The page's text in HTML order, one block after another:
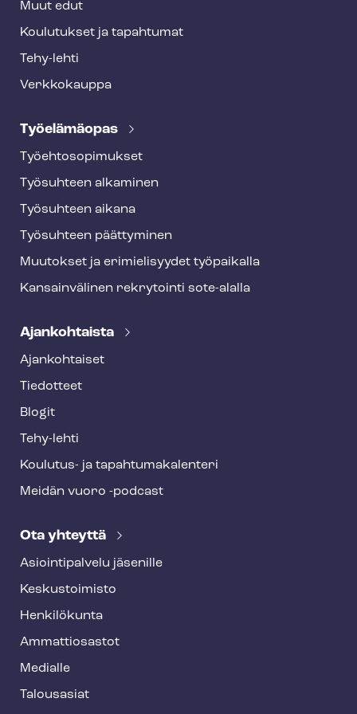
Muut edut
Koulutukset ja tapahtumat
Tehy-lehti
Verkkokauppa
Työelämäopas
Työ­eh­to­so­pi­muk­set
Työsuhteen alkaminen
Työsuhteen aikana
Työsuhteen päättyminen
Muutokset ja erimielisyydet työpaikalla
Kansainvälinen rekrytointi sote-alalla
Ajankohtaista
Ajankohtaiset
Tiedotteet
Blogit
Tehy-lehti
Koulutus- ja ta­pah­tu­ma­ka­len­te­ri
Meidän vuoro -podcast
Ota yhteyttä
Asioin­ti­pal­ve­lu jäsenille
Keskustoimisto
Henkilökunta
Ammattiosastot
Medialle
Talousasiat